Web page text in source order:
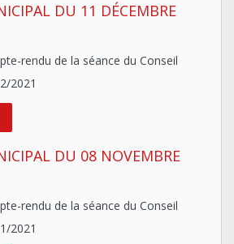
DU 11 DÉCEMBRE
rendu de la séance du Conseil
2021
DU 08 NOVEMBRE
rendu de la séance du Conseil
2021